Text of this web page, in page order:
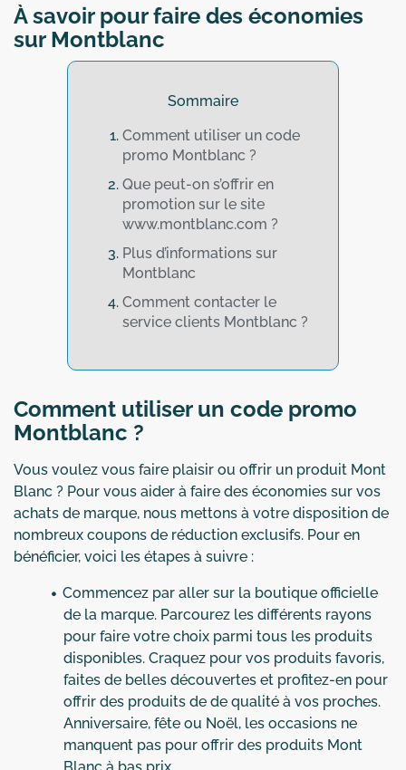
À savoir pour faire des économies
sur Montblanc
Sommaire
Comment utiliser un code
promo Montblanc ?
Que peut-on s’offrir en
promotion sur le site
www.montblanc.com ?
Plus d’informations sur
Montblanc
Comment contacter le
service clients Montblanc ?
Comment utiliser un code promo
Montblanc ?
Vous voulez vous faire plaisir ou offrir un produit Mont
Blanc ? Pour vous aider à faire des économies sur vos
achats de marque, nous mettons à votre disposition de
nombreux coupons de réduction exclusifs. Pour en
bénéficier, voici les étapes à suivre :
Commencez par aller sur la boutique officielle
de la marque. Parcourez les différents rayons
pour faire votre choix parmi tous les produits
disponibles. Craquez pour vos produits favoris,
faites de belles découvertes et profitez-en pour
offrir des produits de de qualité à vos proches.
Anniversaire, fête ou Noël, les occasions ne
manquent pas pour offrir des produits Mont